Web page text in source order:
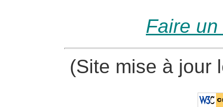
Faire
(Site mise à jour